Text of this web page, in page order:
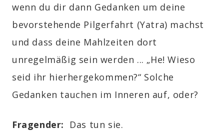
wenn du dir dann Gedanken um deine
bevorstehende Pilgerfahrt (Yatra) machst
und dass deine Mahlzeiten dort
unregelmäßig sein werden ... „He! Wieso
seid ihr hierhergekommen?“ Solche
Gedanken tauchen im Inneren auf, oder?
Fragender: Das tun sie.